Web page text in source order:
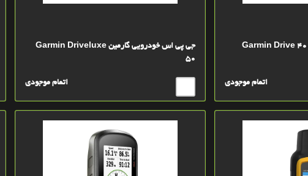
اتمام موجودی
جی پی اس خودرویی گارمین Garmin Driveluxe
50
اتمام موجودی